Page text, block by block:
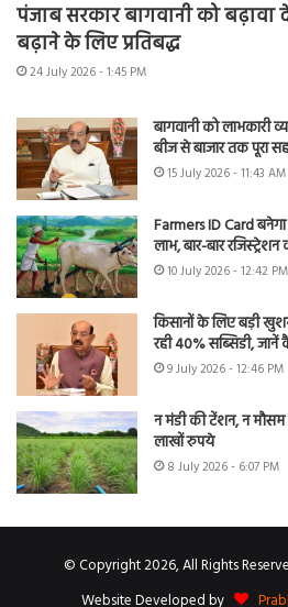
पंजाब सरकार बागवानी को
बढ़ाने के लिए प्रतिबद्ध
24 July 2026 - 1:45 PM
बागवानी को लाभकारी
बीज से बाजार तक पूरा
15 July 2026 - 11:43 AM
Farmers ID Card
लाभ, बार-बार
10 July 2026 - 12:42 PM
किसानों के लिए बड़ी
रही 40% सब्सिडी,
9 July 2026 - 12:46 PM
न मंडी की टेंशन, न
लाखों रुपये
8 July 2026 - 6:07 PM
© Copyright 2026, All Rights
Website Developed by